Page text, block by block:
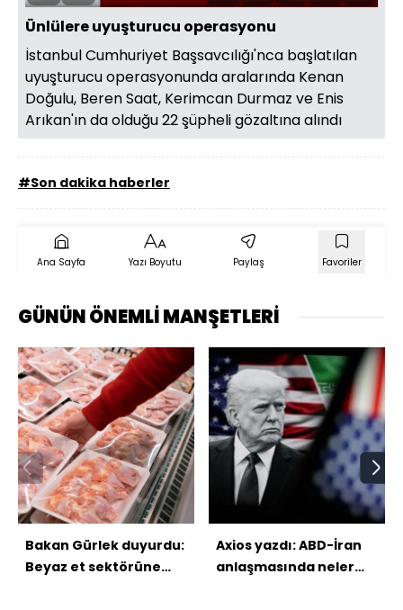
Aç Hızı oynatıcıEkran
Ünlülere uyuşturucu operasyonu
İstanbul Cumhuriyet Başsavcılığı'nca başlatılan
uyuşturucu operasyonunda aralarında Kenan
Doğulu, Beren Saat, Kerimcan Durmaz ve Enis
Arıkan'ın da olduğu 22 şüpheli gözaltına alındı
#Son dakika haberler
Ana Sayfa Yazı Boyutu Paylaş Favoriler
GÜNÜN ÖNEMLİ MANŞETLERİ
Bakan Gürlek duyurdu:
Beyaz et sektörüne
Axios yazdı: ABD-İran
anlaşmasında neler